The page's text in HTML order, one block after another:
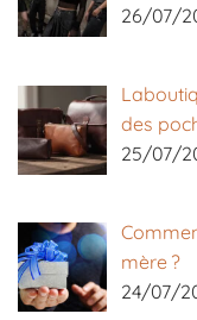
26/07/
des
25/07/
mère ?
24/07/